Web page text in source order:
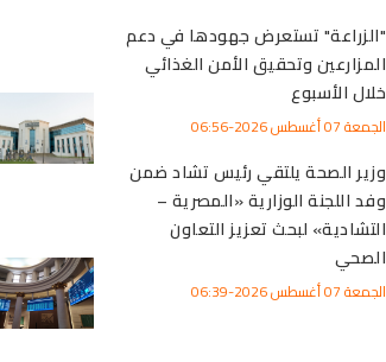
"الزراعة" تستعرض جهودها في دعم
المزارعين وتحقيق الأمن الغذائي
خلال الأسبوع
الجمعة 07 أغسطس 2026-06:56
وزير الصحة يلتقي رئيس تشاد ضمن
وفد اللجنة الوزارية «المصرية –
التشادية» لبحث تعزيز التعاون
الصحي
الجمعة 07 أغسطس 2026-06:39